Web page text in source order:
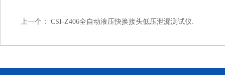
上一个： CSI-Z406全自动液压快换接头低压泄漏测试仪.